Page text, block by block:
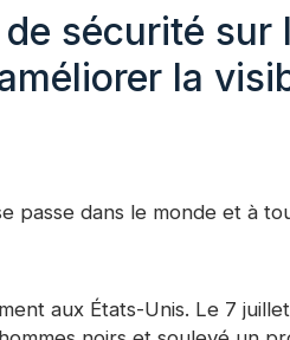
Chaleco de
de transferencia de calor
sécurité sur
la
passe dans le monde et à
aux États-Unis. Le 7